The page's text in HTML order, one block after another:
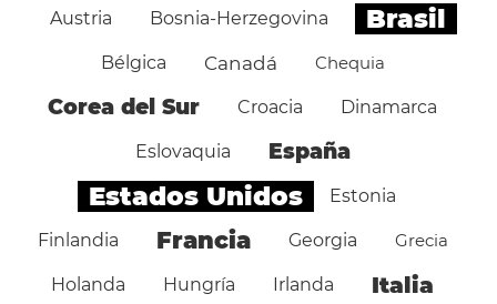
Austria Bosnia-Herzegovina Brasil
Bélgica Canadá Chequia
Corea del Sur Croacia Dinamarca
Eslovaquia España
Estados Unidos Estonia
Finlandia Francia Georgia Grecia
Holanda Hungría Irlanda Italia